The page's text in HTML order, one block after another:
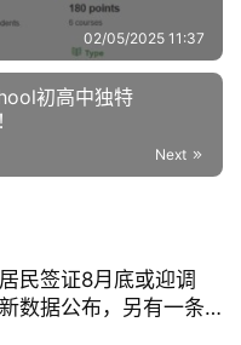
02/05/2025 11:37
初高中独特
Next
民签证8月底或迎调
数据公布，另有一条